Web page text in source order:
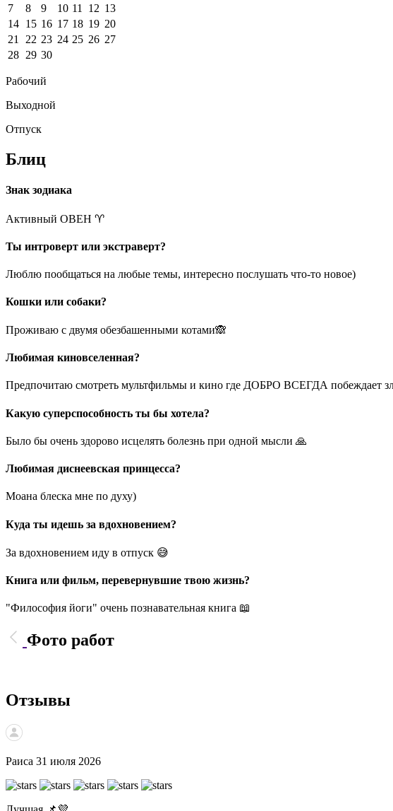
7
8 9 10 11 12 13
14 15 16 17 18 19 20
21
22 23 24 25 26 27
28 29 30
Рабочий
Выходной
Отпуск
Блиц
Знак зодиака
Активный ОВЕН ♈️
Ты интроверт или экстраверт?
Люблю пообщаться на любые темы, интересно послушать что-то новое)
Кошки или собаки?
Проживаю с двумя обезбашенными котами🙈
Любимая киновселенная?
Предпочитаю смотреть мультфильмы и кино где ДОБРО ВСЕГДА побеждает
Какую суперспособность ты бы хотела?
Было бы очень здорово исцелять болезнь при одной мысли 🙏
Любимая диснеевская принцесса?
Моана блеска мне по духу)
Куда ты идешь за вдохновением?
За вдохновением иду в отпуск 😅
Книга или фильм, перевернувшие твою жизнь?
"Философия йоги" очень познавательная книга 📖
Фото работ
Отзывы
Раиса 31 июля 2026